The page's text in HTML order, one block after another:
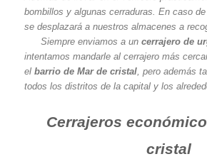
bombillos y algunas cerraduras. En caso
se desplazará a nuestros almacenes a
Siempre enviamos a uncerrajero de
intentamos mandarle al cerrajero más
el barrio de Mar de cristal , pero además
todos los distritos de la capital y los
Cerrajeros
cristal